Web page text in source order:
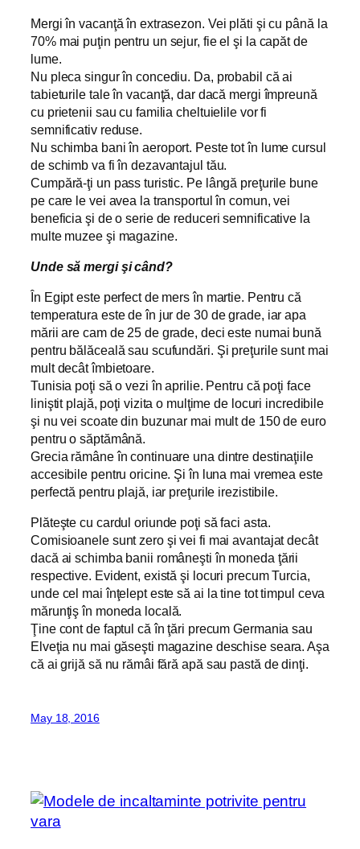
Mergi în vacanţă în extrasezon. Vei plăti şi cu până la
70% mai puţin pentru un sejur, fie el şi la capăt de
lume.
Nu pleca singur în concediu. Da, probabil că ai
tabieturile tale în vacanţă, dar dacă mergi împreună
cu prietenii sau cu familia cheltuielile vor fi
semnificativ reduse.
Nu schimba bani în aeroport. Peste tot în lume cursul
de schimb va fi în dezavantajul tău.
Cumpără-ţi un pass turistic. Pe lângă preţurile bune
pe care le vei avea la transportul în comun, vei
beneficia şi de o serie de reduceri semnificative la
multe muzee şi magazine.
Unde să mergi şi când?
În Egipt este perfect de mers în martie. Pentru că
temperatura este de în jur de 30 de grade, iar apa
mării are cam de 25 de grade, deci este numai bună
pentru bălăceală sau scufundări. Şi preţurile sunt mai
mult decât îmbietoare.
Tunisia poţi să o vezi în aprilie. Pentru că poţi face
liniştit plajă, poţi vizita o mulţime de locuri incredibile
şi nu vei scoate din buzunar mai mult de 150 de euro
pentru o săptămână.
Grecia rămâne în continuare una dintre destinaţiile
accesibile pentru oricine. Şi în luna mai vremea este
perfectă pentru plajă, iar preţurile irezistibile.
Plăteşte cu cardul oriunde poţi să faci asta.
Comisioanele sunt zero şi vei fi mai avantajat decât
dacă ai schimba banii româneşti în moneda ţării
respective. Evident, există şi locuri precum Turcia,
unde cel mai înţelept este să ai la tine tot timpul ceva
mărunţiş în moneda locală.
Ţine cont de faptul că în ţări precum Germania sau
Elveţia nu mai găseşti magazine deschise seara. Aşa
că ai grijă să nu rămâi fără apă sau pastă de dinţi.
May 18, 2016